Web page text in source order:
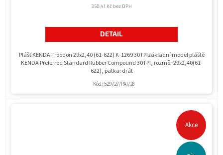
350,41 Kč bez DPH
DETAIL
Plášť KENDA Troodon 29x2,40 (61-622) K-1269 30TPIzákladní model pláště
KENDA Preferred Standard Rubber Compound 30TPI, rozměr 29x2,40(61-
622), patka: drát
Kód: 529727/PAT/28
Akce